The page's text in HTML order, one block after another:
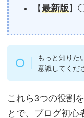
【最新版】
もっと知りた
意識してくだ
これら3つの役割
とで、ブログ初心